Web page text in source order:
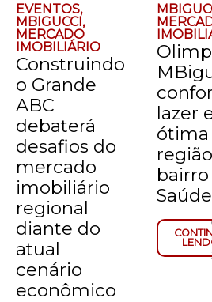
EVENTOS,
MBIGUCCI,
MERCADO
IMOBILIÁRIO
Construindo
o Grande
ABC
debaterá
desafios do
mercado
imobiliário
regional
diante do
atual
cenário
econômico
lazer
ótima
bairro
Saúde